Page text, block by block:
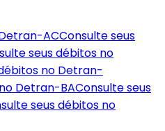
ACConsulte seus
seus débitos no
no Detran-
Detran-BAConsulte seus
seus débitos no